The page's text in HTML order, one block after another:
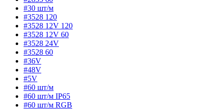
#30 шт/м
#3528 120
#3528 12V 120
#3528 12V 60
#3528 24V
#3528 60
#36V
#48V
#5V
#60 шт/м
#60 шт/м IP65
#60 шт/м RGB